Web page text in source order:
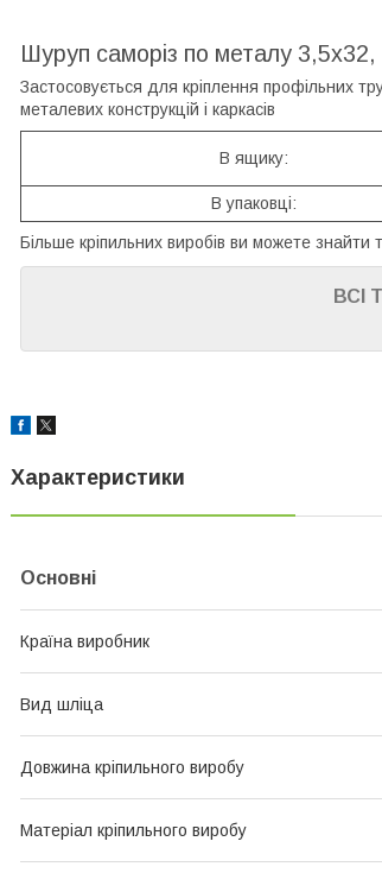
Шуруп саморіз по металу 3,5х32,
Застосовується для кріплення профільних
металевих конструкцій і каркасів
В ящику:
В упаковці:
Більше кріпильних виробів ви можете знайти
ВСІ
Характеристики
Основні
Країна виробник
Вид шліца
Довжина кріпильного виробу
Матеріал кріпильного виробу